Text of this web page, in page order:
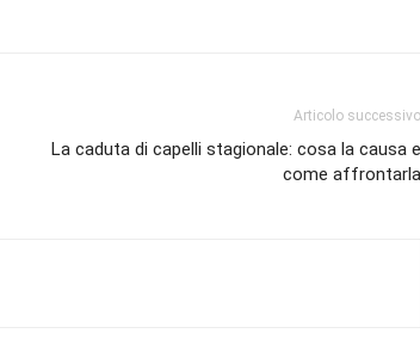
Articolo successivo
La caduta di capelli stagionale: cosa la causa e
come affrontarla